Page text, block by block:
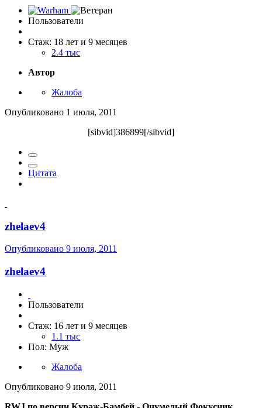
Пользователи
Стаж: 18 лет и 9 месяцев
2.4 тыс
Автор
Жалоба
Опубликовано 1 июля, 2011
[sibvid]386899[/sibvid]
Цитата
zhelaev4
Опубликовано 9 июля, 2011
zhelaev4
Пользователи
Стаж: 16 лет и 9 месяцев
1.1 тыс
Пол: Муж
Жалоба
Опубликовано 9 июля, 2011